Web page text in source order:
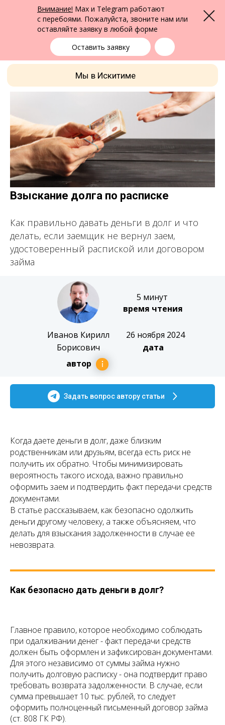
Внимание! Max и Telegram работают
с перебоями. Пожалуйста, звоните нам или
оставляйте заявку в любой форме
Оставить заявку
Меню
Мы в Искитиме
Юридическая помощь в Бердске
ФПК Альтернатива
Бердск
выбрать город
+7 (383) 322-24-65
Взыскание долга по расписке
Как правильно давать деньги в долг и что
делать, если заемщик не вернул заем,
удостоверенный распиской или договором
займа
26 ноября 2024
дата
5 минут
время чтения
Иванов Кирилл
Борисович
автор
Задать вопрос автору статьи
Когда даете деньги в долг, даже близким
родственникам или друзьям, всегда есть риск не
получить их обратно. Чтобы минимизировать
вероятность такого исхода, важно правильно
оформить заем и подтвердить факт передачи средств
документами.
В статье рассказываем, как безопасно одолжить
деньги другому человеку, а также объясняем, что
делать для взыскания задолженности в случае ее
невозврата.
Как безопасно дать деньги в долг?
Главное правило, которое необходимо соблюдать
при одалживании денег - факт передачи средств
должен быть оформлен и зафиксирован документами.
Для этого независимо от суммы займа нужно
получить долговую расписку - она подтвердит право
требовать возврата задолженности. В случае, если
сумма превышает 10 тыс. рублей, то следует
оформить полноценный письменный договор займа
(ст. 808 ГК РФ).